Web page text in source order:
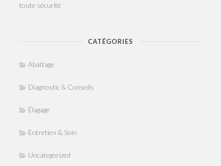
toute sécurité
CATÉGORIES
Abattage
Diagnostic & Conseils
Élagage
Entretien & Soin
Uncategorized